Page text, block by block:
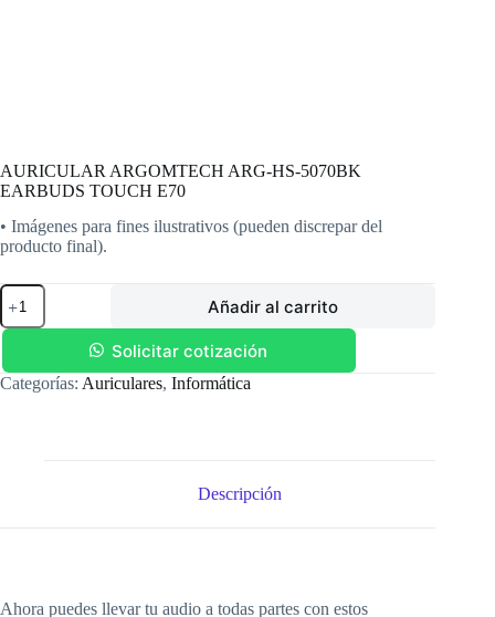
AURICULAR ARGOMTECH ARG-HS-5070BK
EARBUDS TOUCH E70
• Imágenes para fines ilustrativos (pueden discrepar del
producto final).
AURICULAR
ARGOMTECH
ARG-
5070BK
EARBUDS
Añadir al carrito
Solicitar cotización
Categorías: Auriculares, Informática
Descripción
Ahora puedes llevar tu audio a todas partes con estos